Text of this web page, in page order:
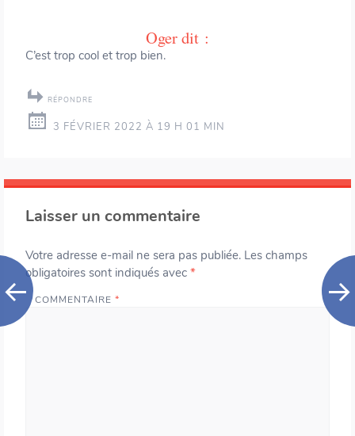
Ogerdit :
C’est trop cool et trop bien.
RÉPONDRE
3 FÉVRIER 2022 À 19 H 01 MIN
Laisser un commentaire
Votre adresse e-mail ne sera pas publiée. Les champs
obligatoires sont indiqués avec *
COMMENTAIRE *